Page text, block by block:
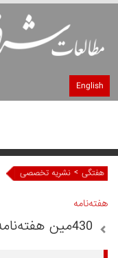
English
هفتگی > نشریه تخصصی
هفته‌نامه
430مین هفته‌نامه "مطالعات شرق"